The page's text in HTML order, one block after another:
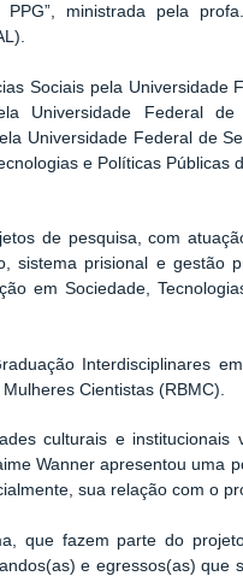
ministrada pela
Sociais pela Universidade
Universidade Federal de
Universidade Federal de
e Políticas Públicas
de pesquisa, com
sistema prisional e gestão
em Sociedade,
Interdisciplinares
Cientistas (RBMC).
culturais e institucionais
Wanner apresentou uma
sua relação com o
que fazem parte do projeto
e egressos(as) que